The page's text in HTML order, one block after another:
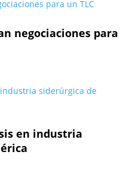
negociaciones para
en industria